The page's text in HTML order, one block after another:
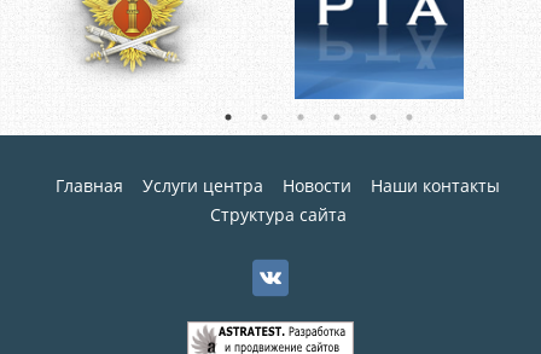
Главная Услуги центра Новости
Наши контакты
Структура сайта